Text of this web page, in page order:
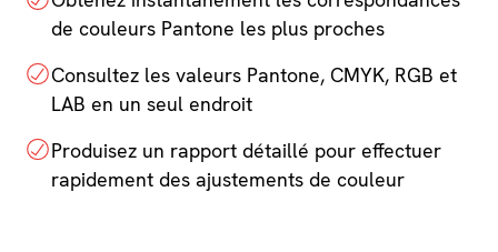
de couleurs Pantone les plus proches
Consultez les valeurs Pantone, CMYK, RGB et
LAB en un seul endroit
Produisez un rapport détaillé pour effectuer
rapidement des ajustements de couleur